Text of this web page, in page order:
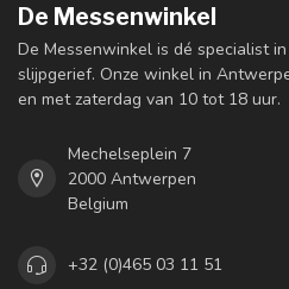
De Messenwinkel
De Messenwinkel is dé specialist
slijpgerief. Onze winkel in
en met zaterdag van 10 tot 18 uur.
Mechelseplein 7
2000 Antwerpen
Belgium
+32 (0)465 03 11 51